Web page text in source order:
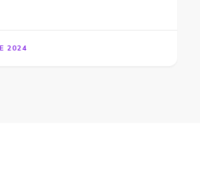
2024